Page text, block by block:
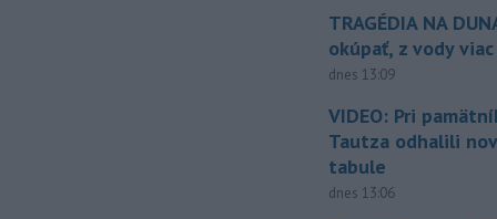
TRAGÉDIA NA
okúpať, z vody
dnes 13:09
VIDEO: Pri
Tautza odhalili
tabule
dnes 13:06